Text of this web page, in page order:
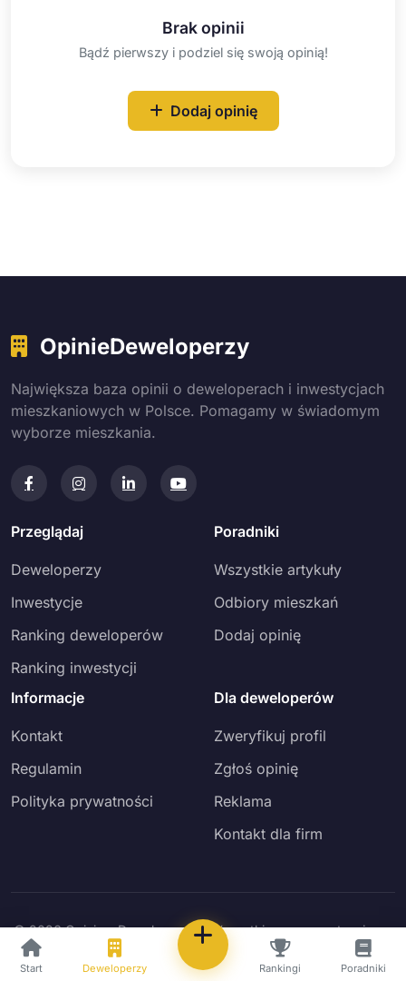
Brak opinii
Bądź pierwszy i podziel się swoją opinią!
Dodaj opinię
OpinieDeweloperzy
Największa baza opinii o deweloperach i inwestycjach
mieszkaniowych w Polsce. Pomagamy w świadomym
wyborze mieszkania.
Przeglądaj
Deweloperzy
Inwestycje
Ranking deweloperów
Ranking inwestycji
Poradniki
Wszystkie artykuły
Odbiory mieszkań
Dodaj opinię
Informacje
Kontakt
Regulamin
Polityka prywatności
Dla deweloperów
Zweryfikuj profil
Zgłoś opinię
Reklama
Kontakt dla firm
© 2026 Opinie o Deweloperach. Wszystkie prawa zastrzeżone.
Powered by MG HOLDING - 7777 International
Start Deweloperzy Rankingi Poradniki